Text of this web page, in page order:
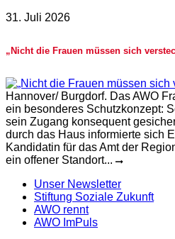
31. Juli 2026
„Nicht die Frauen müssen sich
Hannover/ Burgdorf. Das AWO
ein besonderes Schutzkonzept:
sein Zugang konsequent
durch das Haus informierte sich
Kandidatin für das Amt der
ein offener Standort...
Unser Newsletter
Stiftung Soziale Zukunft
AWO rennt
AWO ImPuls